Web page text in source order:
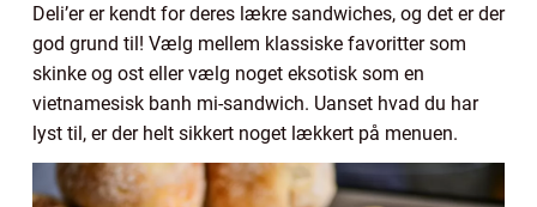
Deli’er er kendt for deres lækre sandwiches, og det er der
god grund til! Vælg mellem klassiske favoritter som
skinke og ost eller vælg noget eksotisk som en
vietnamesisk banh mi-sandwich. Uanset hvad du har
lyst til, er der helt sikkert noget lækkert på menuen.